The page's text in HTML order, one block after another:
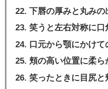
下唇の厚みと丸み
笑うと左右対称に口
口元から顎にかけ
頬の高い位置に柔ら
笑ったときに目尻と